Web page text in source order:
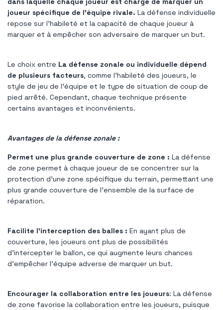
joueur spécifique de l'équipe rivale. La défense individuelle
repose sur l’habileté et la capacité de chaque joueur à
marquer et à empêcher son adversaire de marquer un but.
Le choix entre La défense zonale ou individuelle dépend
de plusieurs facteurs, comme l'habileté des joueurs, le
style de jeu de l'équipe et le type de situation de coup de
pied arrêté. Cependant, chaque technique présente
certains avantages et inconvénients.
Avantages de la défense zonale :
Permet une plus grande couverture de zone : La défense
de zone permet à chaque joueur de se concentrer sur la
protection d'une zone spécifique du terrain, permettant une
plus grande couverture de l'ensemble de la surface de
réparation.
Facilite l'interception des balles : En ayant plus de
couverture, les joueurs ont plus de possibilités
d'intercepter le ballon, ce qui augmente leurs chances
d'empêcher l'équipe adverse de marquer un but.
Encourager la collaboration entre les joueurs: La défense
de zone favorise la collaboration entre les joueurs, puisque